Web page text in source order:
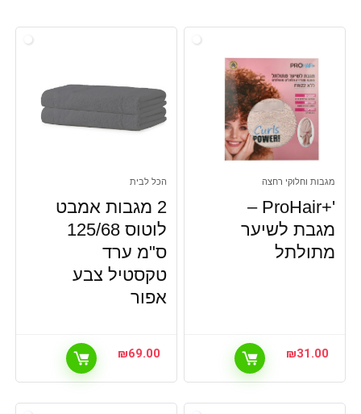
מגבות וחלוקי רחצה
'+ProHair –
מגבת לשיער
מתולתל
₪31.00
הכל לבית
2 מגבות אמבט
לוטוס 125/68
ס"מ ערד
טקסטיל צבע
אפור
₪69.00